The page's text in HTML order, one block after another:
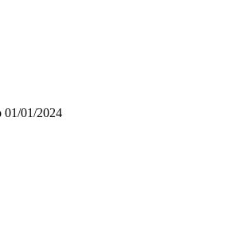
01/01/2024